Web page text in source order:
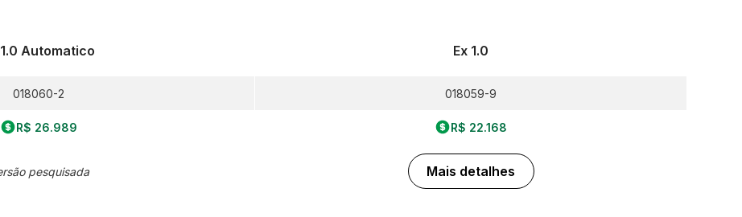
Automatico
018060-2
R$ 26.989
pesquisada
Ex 1.0
018059-9
R$ 22.168
Mais detalhes